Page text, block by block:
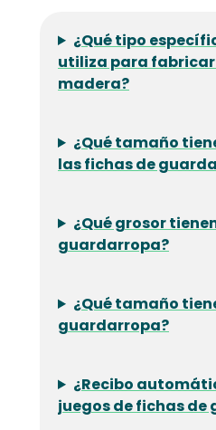
¿Qué tipo
utiliza para
madera?
¿Qué tamaño
las fichas de
¿Qué grosor
guardarropa?
¿Qué tamaño
guardarropa?
¿Recibo
juegos de fichas